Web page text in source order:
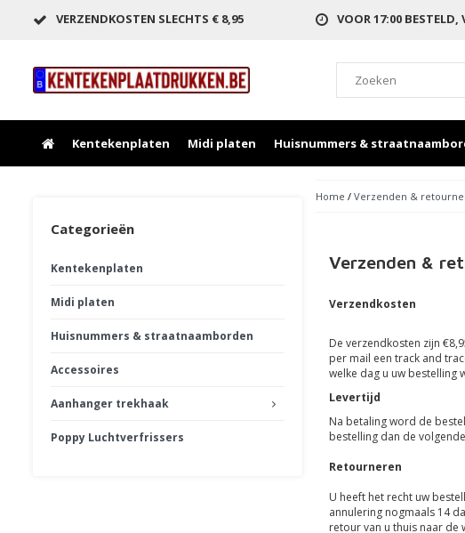
VERZENDKOSTEN SLECHTS € 8,95 VOOR 17:00 BESTELD,
Kentekenplaten Midi platen Huisnummers &
Categorieën
Kentekenplaten
Midi platen
Huisnummers & straatnaamborden
Accessoires
Aanhanger trekhaak
Poppy Luchtverfrissers
Home / Verzenden &
Verzenden &
Verzendkosten
De verzendkosten zijn
per mail een track and
welke dag u uw bestelling
Levertijd
Na betaling word de
bestelling dan de
Retourneren
U heeft het recht uw
annulering nogmaals 14
retour van u thuis naar de